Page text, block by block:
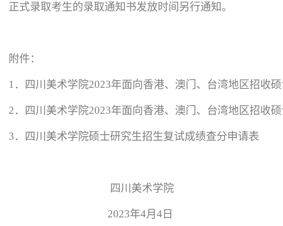
正式录取考生的录取通知书发放时间另行通知。
附件：
1 ．四川美术学院2023年面向香港、澳门、台湾地区招收
2．四川美术学院2023年面向香港、澳门、台湾地区招收
3．四川美术学院硕士研究生招生复试成绩查分申请表
四川美术学院
2023年4月 4 日